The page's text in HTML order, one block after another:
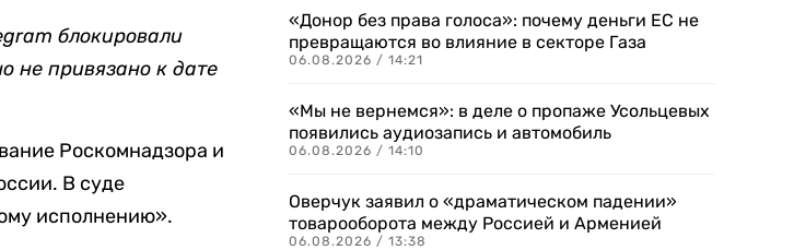
блокировали
не привязано к дате
Роскомнадзора и
В суде
исполнению».
«Донор без права голоса»: почему деньги ЕС не
превращаются во влияние в секторе Газа
06.08.2026 / 14:21
«Мы не вернемся»: в деле о пропаже Усольцевых
появились аудиозапись и автомобиль
06.08.2026 / 14:10
Оверчук заявил о «драматическом падении»
товарооборота между Россией и Арменией
06.08.2026 / 13:38